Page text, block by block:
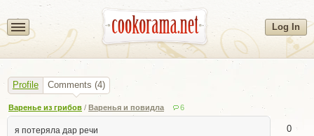
Log In
Profile Comments (4)
Варенье из грибов / Варенья и повидла 6
0
я потеряла дар речи